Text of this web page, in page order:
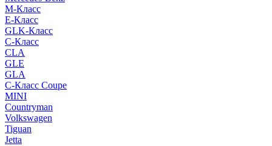
M-Класс
E-Класс
GLK-Класс
C-Класс
CLA
GLE
GLA
C-Класс Coupe
MINI
Countryman
Volkswagen
Tiguan
Jetta